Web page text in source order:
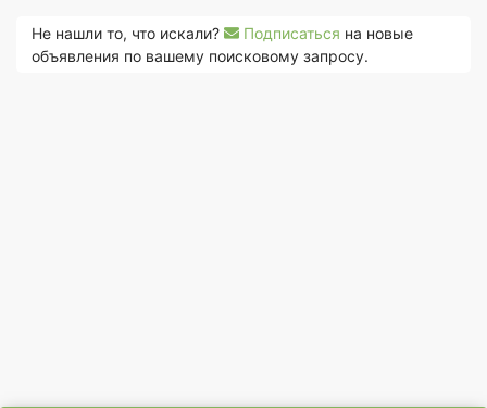
Не нашли то, что искали? Подписаться на новые
объявления по вашему поисковому запросу.